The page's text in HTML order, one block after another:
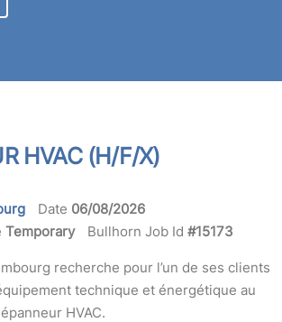
HVAC (H/F/X)
Date 06/08/2026
Temporary Bullhorn Job Id #15173
recherche pour l’un de ses clients
technique et énergétique au
HVAC.